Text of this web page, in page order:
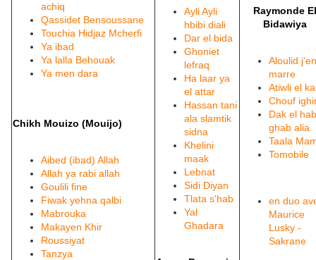
achiq
Qassidet Bensoussane
Touchia Hidjaz Mcherfi
Ya ibad
Ya lalla Behouak
Ya men dara
Chikh Mouizo (Mouijo)
Aibed (ibad) Allah
Allah ya rabi allah
Goulili fine
Fiwak yehna qalbi
Mabrouka
Makayen Khir
Roussiyat
Tanzya
Ayli Ayli
hbibi diali
Dar el bida
Ghoniet
lefraq
Ha laar ya
el attar
Hassan tani
ala slamtik
sidna
Khelini
maak
Lebnat
Sidi Diyan
Tlata s'hab
Yal
Ghadara
Raymonde El
Bidawiya
Aloulid
marre
Atiwli el
Chouf
Dak el
ghab alia
Taala
Tomobile
en duo
Maurice
Lusky -
Sakrane